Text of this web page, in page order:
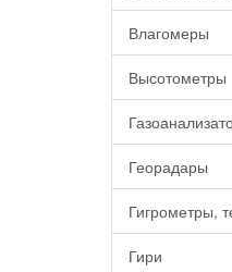
Влагомеры
Высотометры
Георадары
Гигрометры,
Гири